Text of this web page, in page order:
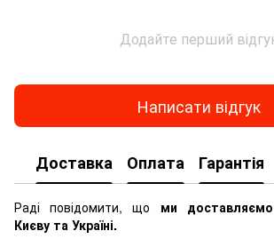
Додайте перший
Написати відгук
Доставка Оплата Гарантія
Раді повідомити, що ми
Києву та Україні.